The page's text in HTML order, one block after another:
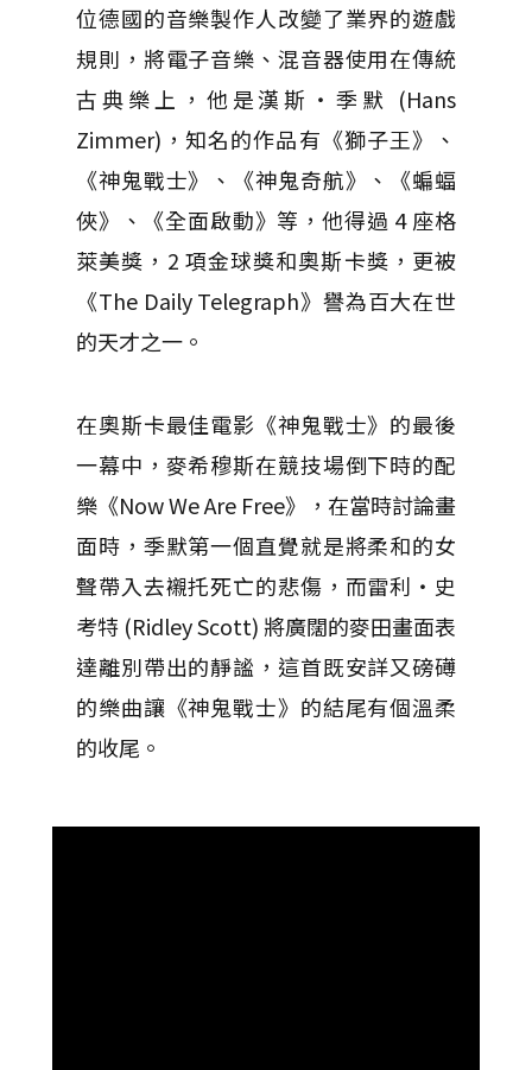
位德國的音樂製作人改變了業界的遊戲
規則，將電子音樂、混音器使用在傳統
古典樂上，他是漢斯‧季默 (Hans
Zimmer)，知名的作品有《獅子王》、
《神鬼戰士》、《神鬼奇航》、《蝙蝠
俠》、《全面啟動》等，他得過 4 座格
萊美獎，2 項金球獎和奧斯卡獎，更被
《The Daily Telegraph》譽為百大在世
的天才之一。
在奧斯卡最佳電影《神鬼戰士》的最後
一幕中，麥希穆斯在競技場倒下時的配
樂《Now We Are Free》，在當時討論畫
面時，季默第一個直覺就是將柔和的女
聲帶入去襯托死亡的悲傷，而雷利‧史
考特 (Ridley Scott) 將廣闊的麥田畫面表
達離別帶出的靜謐，這首既安詳又磅礡
的樂曲讓《神鬼戰士》的結尾有個溫柔
的收尾。